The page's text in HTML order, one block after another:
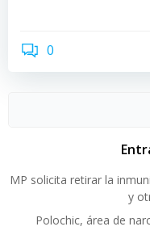
0
MP solicita retirar la
y
Polochic, área de